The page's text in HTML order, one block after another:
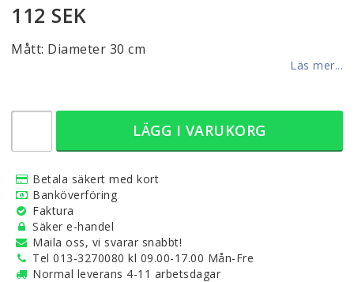
112 SEK
Mått: Diameter 30 cm
Läs mer...
LÄGG I VARUKORG
Betala säkert med kort
Banköverföring
Faktura
Säker e-handel
Maila oss, vi svarar snabbt!
Tel 013-3270080 kl 09.00-17.00 Mån-Fre
Normal leverans 4-11 arbetsdagar